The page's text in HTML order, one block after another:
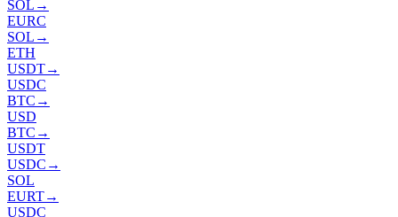
SOL →
EURC
SOL →
ETH
USDT→
USDC
BTC →
USD
BTC →
USDT
USDC →
SOL
EURT→
USDC